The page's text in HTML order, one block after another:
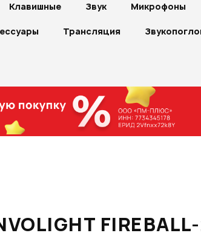
Клавишные Звук Микрофоны
Трансляция